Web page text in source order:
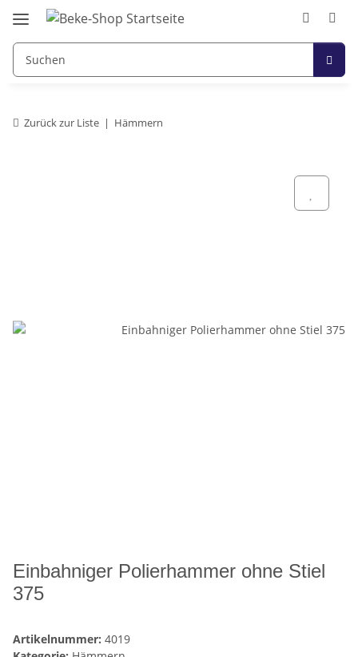
Zurück zur Liste Hämmern
Einbahniger Polierhammer ohne Stiel
375
Artikelnummer: 4019